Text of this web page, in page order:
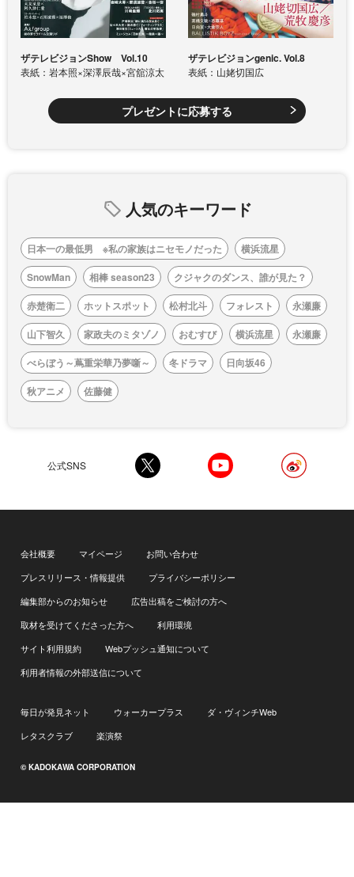
ザテレビジョンShow Vol.10
表紙：岩本照×深澤辰哉×宮舘涼太
ザテレビジョンgenic. Vol.8
表紙：山姥切国広
プレゼントに応募する
人気のキーワード
日本一の最低男 ※私の家族はニセモノだった
横浜流星
SnowMan
相棒 season23
クジャクのダンス、誰が見た？
赤楚衛二
ホットスポット 松村北斗 フォレスト
永瀬廉
山下智久
家政夫のミタゾノ おむすび 横浜流星
永瀬廉
べらぼう～蔦重栄華乃夢噺～
冬ドラマ
日向坂46
秋アニメ
佐藤健
公式SNS
会社概要 マイページ
お問い合わせ
プレスリリース・情報提供
プライバシーポリシー
編集部からのお知らせ
広告出稿をご検討の方へ
取材を受けてくださった方へ
利用環境
サイト利用規約
Webプッシュ通知について
利用者情報の外部送信について
毎日が発見ネット ウォーカープラス
ダ・ヴィンチWeb
レタスクラブ
楽演祭
© KADOKAWA CORPORATION